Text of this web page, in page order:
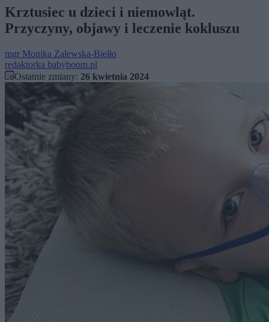
Krztusiec u dzieci i niemowląt.
Przyczyny, objawy i leczenie kokluszu
mgr Monika Zalewska-Biełło
redaktorka babyboom.pl
Ostatnie zmiany: 26 kwietnia 2024